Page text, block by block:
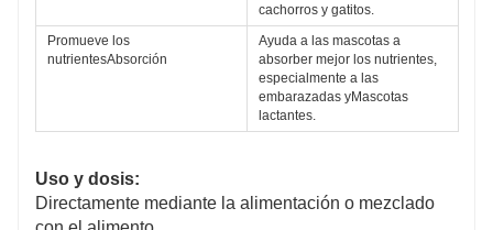
cachorros y gatitos.
Promueve los
nutrientesAbsorción
Ayuda a las mascotas a
absorber mejor los nutrientes,
especialmente a las
embarazadas yMascotas
lactantes.
Uso y dosis:
Directamente mediante la alimentación o mezclado